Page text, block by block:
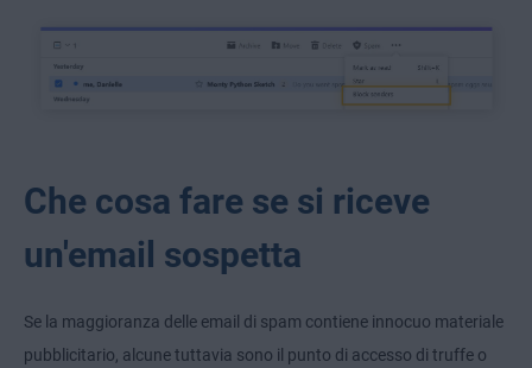
Che cosa fare se si riceve
un'email sospetta
Se la maggioranza delle email di spam contiene innocuo materiale
pubblicitario, alcune tuttavia sono il punto di accesso di truffe o